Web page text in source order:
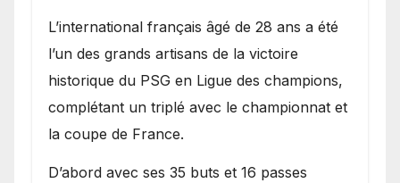
L’international français âgé de 28 ans a été
l’un des grands artisans de la victoire
historique du PSG en Ligue des champions,
complétant un triplé avec le championnat et
la coupe de France.
D’abord avec ses 35 buts et 16 passes